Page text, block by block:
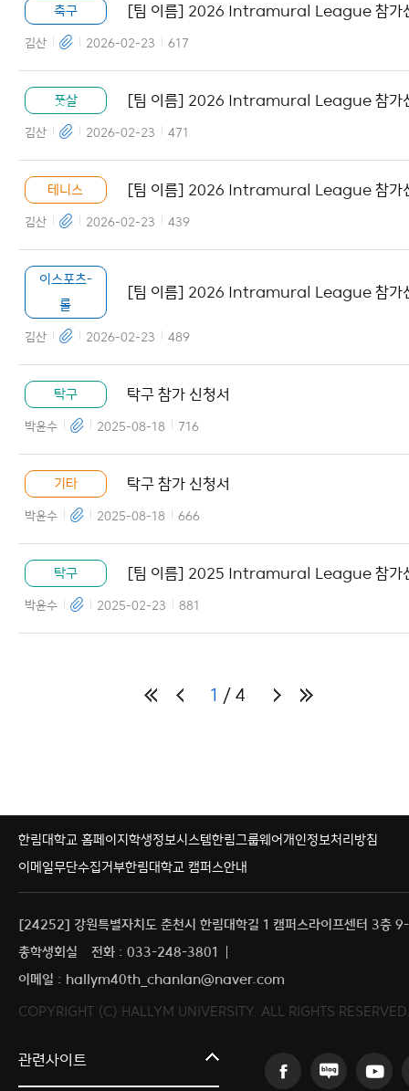
축구
[팀 이름] 2026 Intramural League 참가
서 양식
김산 2026-02-23 617
풋살
[팀 이름] 2026 Intramural League 참가
서 양식
김산 2026-02-23 471
테니스
[팀 이름] 2026 Intramural League 참가
서 양식
김산 2026-02-23 439
이스포츠-
롤
[팀 이름] 2026 Intramural League 참가
김산 2026-02-23 489
탁구 탁구 참가 신청서
박윤수 2025-08-18 716
기타 탁구 참가 신청서
박윤수 2025-08-18 666
탁구
[팀 이름] 2025 Intramural League 참가
서 양식
박윤수 2025-02-23 881
1 4
한림대학교 홈페이지학생정보시스템한림그룹웨어개인정보처리방침
이메일무단수집거부한림대학교 캠퍼스안내
[24252] 강원특별자치도 춘천시 한림대학길 1 캠퍼스라이프센터 3층
총학생회실
전화 : 033-248-3801
이메일 : hallym40th_chanlan@naver.com
COPYRIGHT (C) HALLYM UNIVERSITY. ALL RIGHTS
관련사이트
커뮤니티교육원